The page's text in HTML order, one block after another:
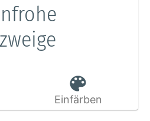
Einfärben